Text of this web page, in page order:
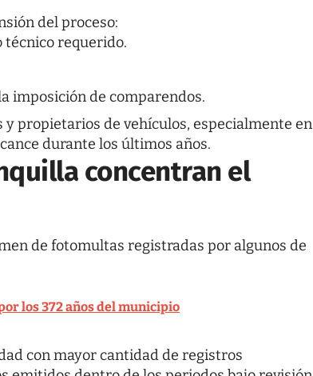
del proceso:
técnico requerido.
imposición de comparendos.
propietarios de vehículos, especialmente en
durante los últimos años.
concentran el
de fotomultas registradas por algunos de
los 372 años del municipio
con mayor cantidad de registros